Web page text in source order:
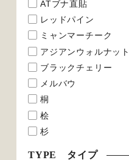
ATブナ直貼
レッドパイン
ミャンマーチーク
アジアンウォルナット
ブラックチェリー
メルバウ
桐
桧
杉
TYPE タイプ